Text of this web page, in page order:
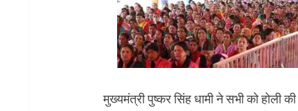
मुख्यमंत्री पुष्कर सिंह धामी ने सभी को होली